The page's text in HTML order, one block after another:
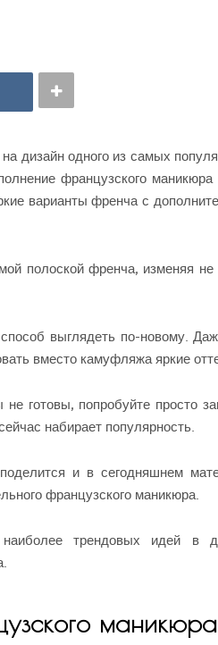
дизайн одного из самых
французского маникюра
варианты френча с
полоской френча, изменяя не
выглядеть по-новому.
вместо камуфляжа яркие
готовы, попробуйте просто
набирает популярность.
и в сегодняшнем
французского маникюра.
трендовых идей в